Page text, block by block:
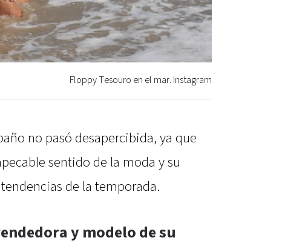
Floppy Tesouro en el mar. Instagram
no pasó desapercibida, ya que
sentido de la moda y su
de la temporada.
y modelo de su